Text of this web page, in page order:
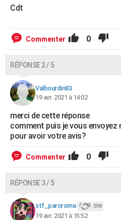
COPAINS D'AVANT
Bricolage
Lifestyle
Culture
Sport
Auto
Television
Voyage
Cinema
Cdt
Commenter 0
RÉPONSE 2 / 5
Valbourdin83
19 avr. 2021 à 14:02
merci de cette réponse
comment puis je vous envoyez
pour avoir votre avis?
Commenter 0
RÉPONSE 3 / 5
stf_paroroma 598
19 avr. 2021 à 15:52